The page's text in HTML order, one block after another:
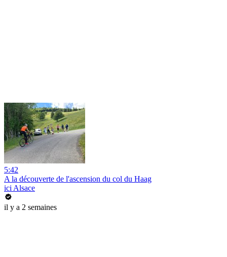
5:42
A la découverte de l'ascension du col du Haag
ici Alsace
il y a 2 semaines